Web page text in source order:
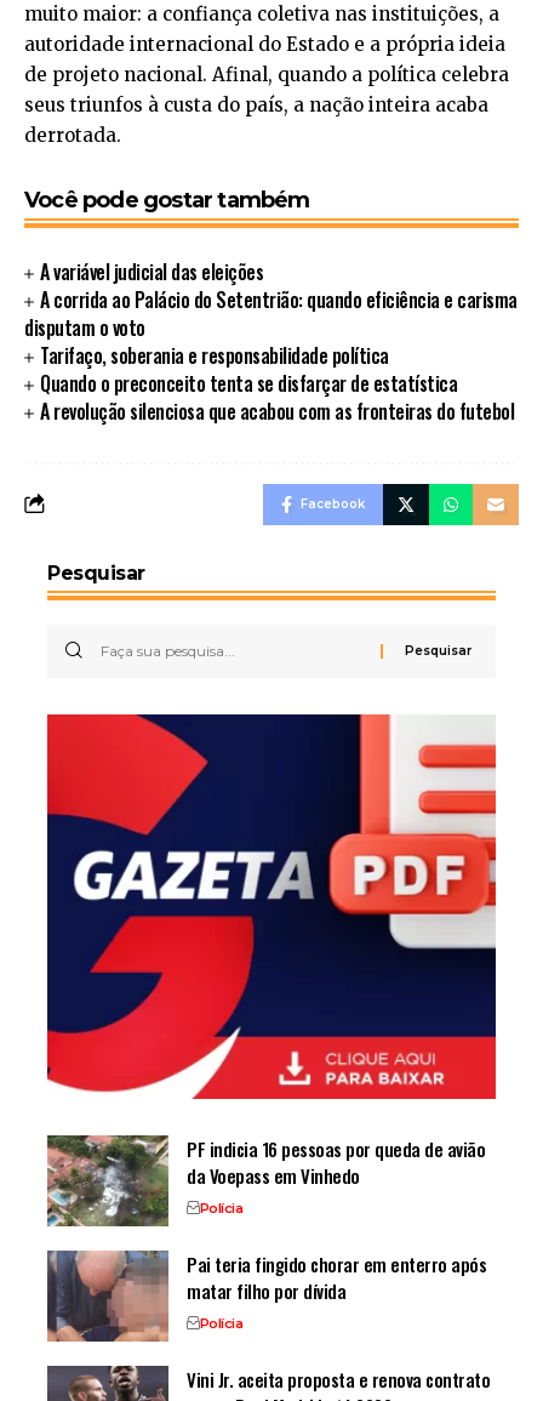
muito maior: a confiança coletiva nas instituições, a
autoridade internacional do Estado e a própria ideia
de projeto nacional. Afinal, quando a política celebra
seus triunfos à custa do país, a nação inteira acaba
derrotada.
Você pode gostar também
A variável judicial das eleições
A corrida ao Palácio do Setentrião: quando eficiência e carisma
disputam o voto
Tarifaço, soberania e responsabilidade política
Quando o preconceito tenta se disfarçar de estatística
A revolução silenciosa que acabou com as fronteiras do futebol
Facebook
Pesquisar
PF indicia 16 pessoas por queda de avião
da Voepass em Vinhedo
Polícia
Pai teria fingido chorar em enterro após
matar filho por dívida
Polícia
Vini Jr. aceita proposta e renova contrato